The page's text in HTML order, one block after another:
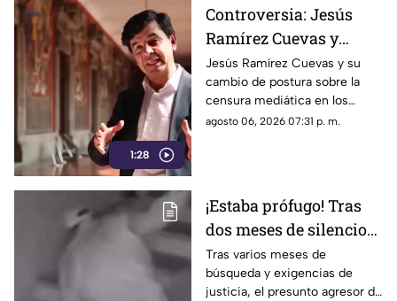
1:28
Controversia: Jesús
Ramírez Cuevas y
Censura a los Medios
de Comunicación
Jesús Ramírez Cuevas y su
cambio de postura sobre la
censura mediática en los
medios de comunicación.
agosto 06, 2026 07:31 p. m.
¡Estaba prófugo! Tras
dos meses de silencio
detuvieron a Jorge "N",
agresor de Paula
Tras varios meses de
búsqueda y exigencias de
justicia, el presunto agresor de